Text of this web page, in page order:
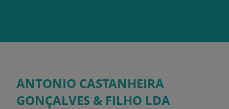
ANTONIO CASTANHEIRA
GONÇALVES & FILHO LDA